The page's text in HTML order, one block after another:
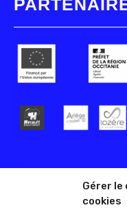
Gérer
cookies